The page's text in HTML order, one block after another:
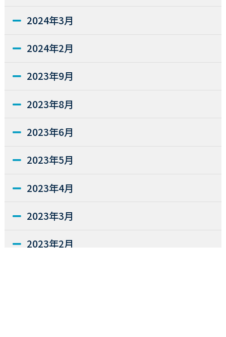
2024年3月
2024年2月
2023年9月
2023年8月
2023年6月
2023年5月
2023年4月
2023年3月
2023年2月